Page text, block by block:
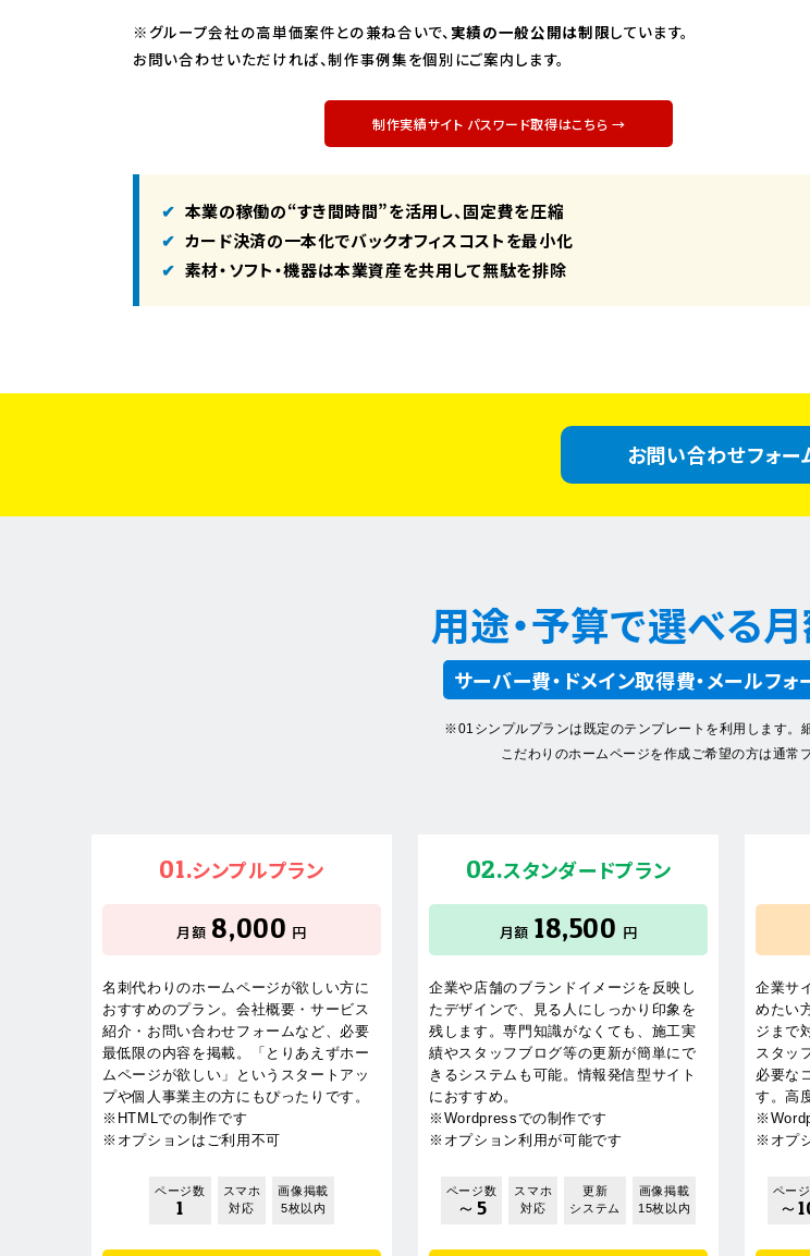
※グループ会社の高単価案件との兼ね合いで、 実績の一般公開は制限しています。
お問い合わせいただければ、制作事例集を個別にご案内します。
制作実績サイト パスワード取得はこちら →
本業の稼働の“すき間時間”を活用し、固定費を圧縮
カード決済の一本化でバックオフィスコストを最小化
素材・ソフト・機器は本業資産を共用して無駄を排除
お問い合わせフォー
用途・予算で選べる
サーバー費・ドメイン取得費・メールフォ
※01シンプルプランは既定のテンプレートを利用します。
こだわりのホームページを作成ご希望の方は通常
01.シンプルプラン
月額 8,000 円
名刺代わりのホームページが欲しい方に
おすすめのプラン。会社概要・サービス
紹介・お問い合わせフォームなど、必要
最低限の内容を掲載。「とりあえずホー
ムページが欲しい」というスタートアッ
プや個人事業主の方にもぴったりです。
※HTMLでの制作です
※オプションはご利用不可
ページ数
1
スマホ
対応
画像掲載
5枚以内
02.スタンダードプラン
月額 18,500 円
企業や店舗のブランドイメージを反映し
たデザインで、見る人にしっかり印象を
残します。専門知識がなくても、施工実
績やスタッフブログ等の更新が簡単にで
きるシステムも可能。情報発信型サイト
におすすめ。
※Wordpressでの制作です
※オプション利用が可能です
ページ数
～5
スマホ
対応
更新
システム
画像掲載
15枚以内
企業サ
めたい
ジまで
スタッ
必要な
す。高
※オプ
ペー
～